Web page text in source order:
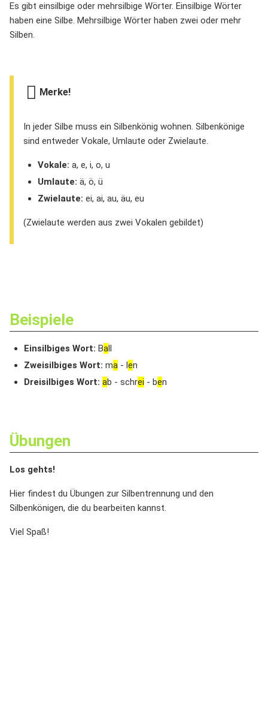
Es gibt einsilbige oder mehrsilbige Wörter. Einsilbige Wörter
haben eine Silbe. Mehrsilbige Wörter haben zwei oder mehr
Silben.
Merke!
In jeder Silbe muss ein Silbenkönig wohnen. Silbenkönige
sind entweder Vokale, Umlaute oder Zwielaute.
Vokale: a, e, i, o, u
Umlaute: ä, ö, ü
Zwielaute: ei, ai, au, äu, eu
(Zwielaute werden aus zwei Vokalen gebildet)
Beispiele
Einsilbiges Wort: Ball
Zweisilbiges Wort: ma - len
Dreisilbiges Wort: ab - schrei - ben
Übungen
Los gehts!
Hier findest du Übungen zur Silbentrennung und den
Silbenkönigen, die du bearbeiten kannst.
Viel Spaß!